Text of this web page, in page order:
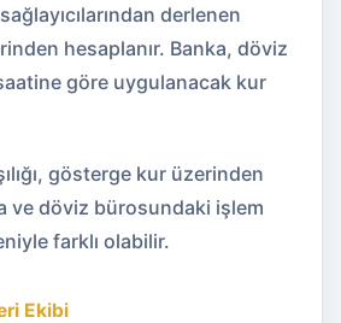
derlenen
hesaplanır. Banka, döviz
göre uygulanacak kur
gösterge kur üzerinden
ve döviz bürosundaki işlem
farklı olabilir.
Ekibi